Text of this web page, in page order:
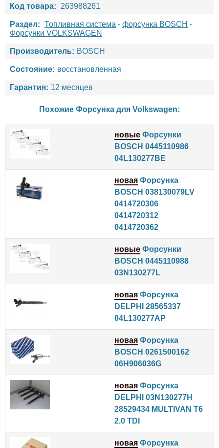
Код товара: 263988261
Раздел: Топливная система - форсунка BOSCH -
Форсунки VOLKSWAGEN
Производитель: BOSCH
Состояние: восстановленная
Гарантия: 12 месяцев
Похожие Форсунка для Volkswagen:
новые Форсунки
BOSCH 0445110986
04L130277BE
новая Форсунка
BOSCH 038130079LV
0414720306
0414720312
0414720362
новые Форсунки
BOSCH 0445110988
03N130277L
новая Форсунка
DELPHI 28565337
04L130277AP
новая Форсунка
BOSCH 0261500162
06H906036G
новая Форсунка
DELPHI 03N130277H
28529434 MULTIVAN T6
2.0 TDI
новая Форсунка